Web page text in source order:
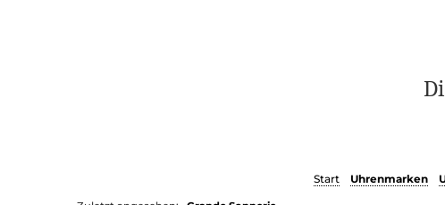
Start
Uhrenmarken